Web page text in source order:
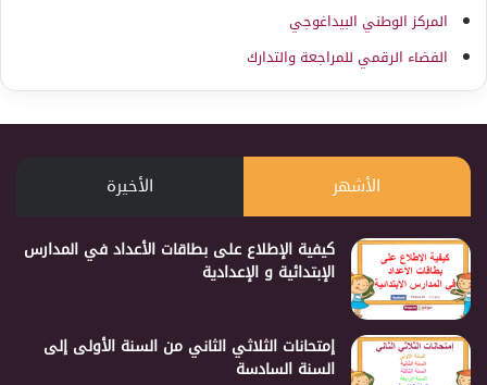
المركز الوطني البيداغوجي
الفضاء الرقمي للمراجعة والتدارك
الأشهر الأخيرة
كيفية الإطلاع على بطاقات الأعداد في المدارس
الإبتدائية و الإعدادية
إمتحانات الثلاثي الثاني من السنة الأولى إلى
السنة السادسة